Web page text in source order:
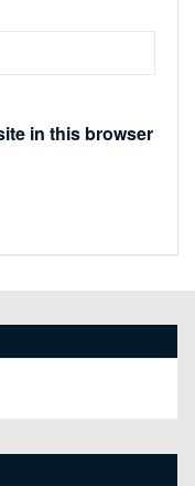
in this browser